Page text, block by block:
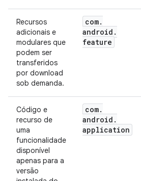
Recursos
adicionais e
modulares que
podem ser
transferidos
por download
sob demanda.
com.
android .
feature
Código e
recurso de
uma
funcionalidade
disponível
apenas para a
versão
com.
android .
application